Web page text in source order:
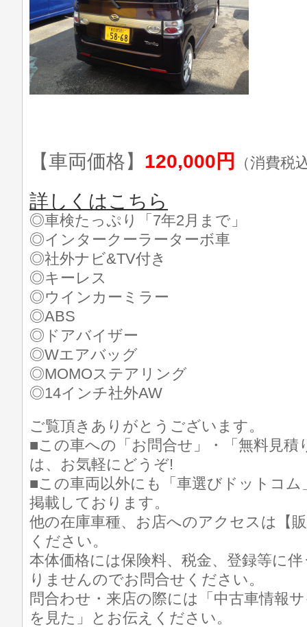
【車両価格】 120,000円 （消費税
詳しくはこちら
◎車検たっぷり「7年2月まで」
◎インタークーラーターボ車
◎社外ナビ&TV付き
◎キーレス
◎ウインカーミラー
◎ABS
◎ドアバイザー
◎Wエアバッグ
◎MOMOステアリング
◎14インチ社外AW
ご覧頂きありがとうございます。
■この車への「お問合せ」・「無料見積
は、お気軽にどうぞ!
■この車両以外にも「車選びドットコ
掲載しております。
他の在庫車種、お店へのアクセスは【
ください。
本体価格には保険料、税金、登録等に
りませんのでお問合せください。
問合わせ・来店の際には「中古車情報
を見た」とお伝えください。